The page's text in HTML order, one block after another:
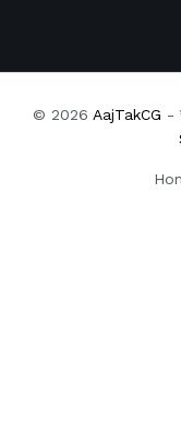
© 2026 AajTakCG -